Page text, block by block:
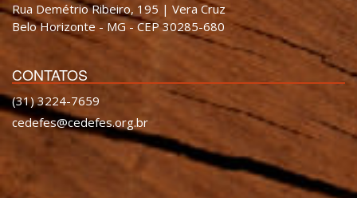
Rua Demétrio Ribeiro, 195 | Vera Cruz
Belo Horizonte - MG - CEP 30285-680
CONTATOS
(31) 3224-7659
cedefes@cedefes.org.br